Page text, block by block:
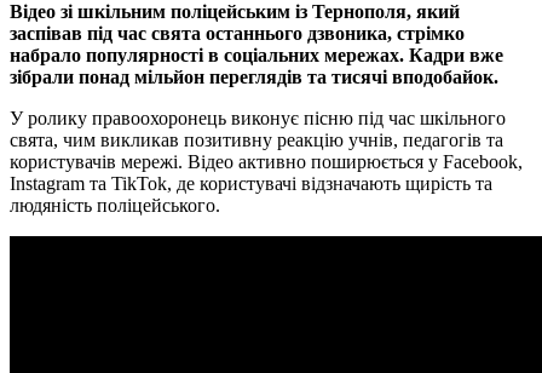
Відео зі шкільним поліцейським із Тернополя, який
заспівав під час свята останнього дзвоника, стрімко
набрало популярності в соціальних мережах. Кадри вже
зібрали понад мільйон переглядів та тисячі вподобайок.
У ролику правоохоронець виконує пісню під час шкільного
свята, чим викликав позитивну реакцію учнів, педагогів та
користувачів мережі. Відео активно поширюється у Facebook,
Instagram та TikTok, де користувачі відзначають щирість та
людяність поліцейського.